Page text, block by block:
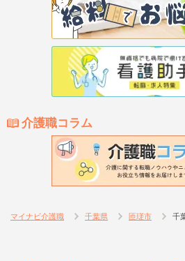
介護職コラム
マイナビ介護職 千葉県 匝瑳市 千